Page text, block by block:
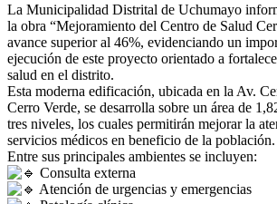
La Municipalidad Distrital de Uchumayo
la obra “Mejoramiento del Centro de Salud
avance superior al 46%, evidenciando un
ejecución de este proyecto orientado a
salud en el distrito.
Esta moderna edificación, ubicada en la Av.
Cerro Verde, se desarrolla sobre un área de
tres niveles, los cuales permitirán mejorar la
servicios médicos en beneficio de la población.
Entre sus principales ambientes se incluyen:
Consulta externa
Atención de urgencias y emergencias